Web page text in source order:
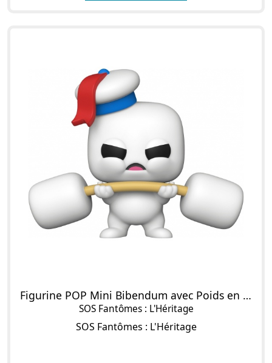
Figurine POP Mini Bibendum avec Poids en Chamallow
SOS Fantômes : L'Héritage
SOS Fantômes : L'Héritage